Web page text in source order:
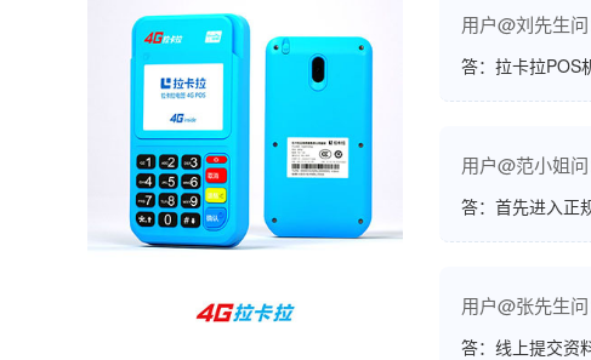
孙女士
收到用了还可以，朋友推荐用的，她之前用了竟
然给提额了，希望我也能提呃，客服还和我说了
很多提额小技巧希望有用吧。
杨先生
用户@刘先生
答：拉卡拉POS
用户@范小姐
答：首先进入正
用户@张先生
答：线上提交资